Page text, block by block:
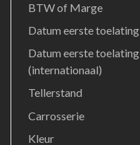
BTW of Marge
Datum eerste toelating
Datum eerste toelating
(internationaal)
Tellerstand
Carrosserie
Kleur